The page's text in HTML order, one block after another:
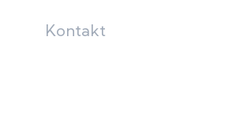
Kontakt